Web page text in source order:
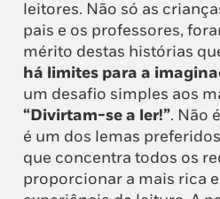
leitores. Não só as
pais e os professores,
mérito destas histórias
há limites para a
um desafio simples aos
“Divirtam-se a ler!”. Não
é um dos lemas
que concentra todos os
proporcionar a mais rica